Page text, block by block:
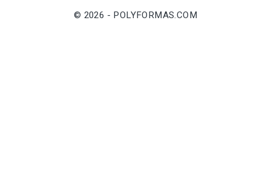
© 2026 - POLYFORMAS.COM